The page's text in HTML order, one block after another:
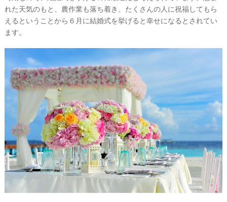
れた天気のもと、農作業も落ち着き、たくさんの人に祝福してもら
えるということから６月に結婚式を挙げると幸せになるとされてい
ます。